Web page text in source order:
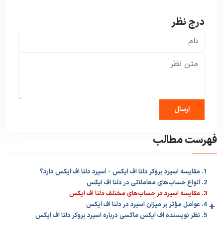
درج نظر
فهرست مطالب
1. مقایسه اسپرد بروکر دلتا اف ایکس - اسپرد دلتا اف ایکس دارد؟
2. انواع حساب‌های معاملاتی در دلتا اف ایکس
3. مقایسه اسپرد در حساب‌های مختلف دلتا اف ایکس
4. عوامل مؤثر بر میزان اسپرد در دلتا اف ایکس +
5. نظر نویسنده اف ایکس ماکسی درباره اسپرد بروکر دلتا اف ایکس